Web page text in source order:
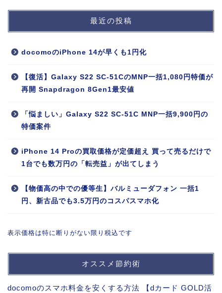
最近の投稿
docomoのiPhone 14が早くも1円化
【復活】Galaxy S22 SC-51CのMNP一括1,080円特価が
再開 Snapdragon 8Gen1最安値
「悩ましい」Galaxy S22 SC-51C MNP一括9,900円の
特価案件
iPhone 14 Proの買取価格が定価超え 買って売るだけで
1台でも数万円の「転売益」が出てしまう
【物価高の中での優等生】バルミューダフォン 一括1
円、新古品でも3.5万円のコスパスマホ化
表示価格は特に断りがない限り税込です
オススメ節約術
docomoのスマホ料金を安くする方法 【dカード GOLD活